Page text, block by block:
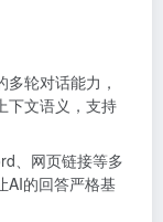
多轮对话能力，
下文语义，支持
、网页链接等多
AI的回答严格基